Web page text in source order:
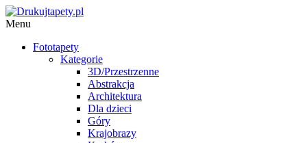
Menu
Fototapety
Kategorie
3D/Przestrzenne
Abstrakcja
Architektura
Dla dzieci
Góry
Krajobrazy